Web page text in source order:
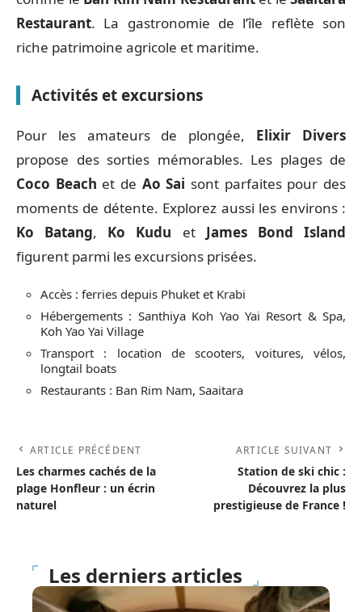
Restaurant. La gastronomie de l’île reflète son
riche patrimoine agricole et maritime.
Activités et excursions
Pour les amateurs de plongée, Elixir Divers
propose des sorties mémorables. Les plages de
Coco Beach et de Ao Sai sont parfaites pour des
moments de détente. Explorez aussi les environs :
Ko Batang, Ko Kudu et James Bond Island
figurent parmi les excursions prisées.
Accès : ferries depuis Phuket et Krabi
Hébergements : Santhiya Koh Yao Yai Resort & Spa,
Koh Yao Yai Village
Transport : location de scooters, voitures, vélos,
longtail boats
Restaurants : Ban Rim Nam, Saaitara
ARTICLE PRÉCÉDENT
Les charmes cachés de la
plage Honfleur : un écrin
naturel
ARTICLE SUIVANT
Station de ski chic :
Découvrez la plus
prestigieuse de France !
Les derniers articles